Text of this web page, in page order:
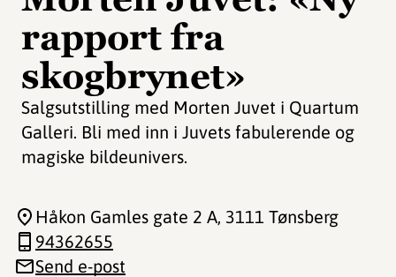
rapport fra
skogbrynet»
Salgsutstilling med Morten Juvet i Quartum
Galleri. Bli med inn i Juvets fabulerende og
magiske bildeunivers.
Håkon Gamles gate 2 A, 3111 Tønsberg
94362655
Send e-post